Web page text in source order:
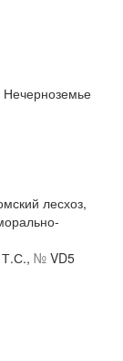
лесхоз,
Т.С., № VD5